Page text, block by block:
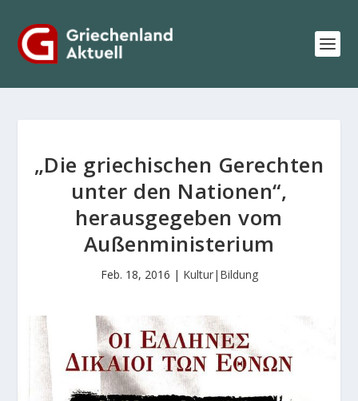
„Die griechischen Gerechten
unter den Nationen“,
herausgegeben vom
Außenministerium
Feb. 18, 2016 | Kultur|Bildung